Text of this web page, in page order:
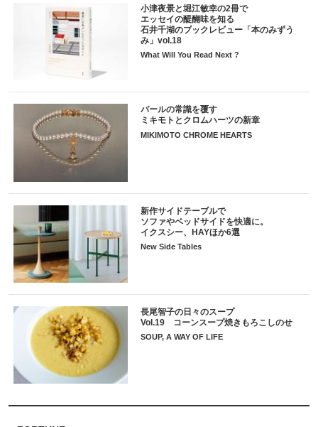
小津夜景と堀江敏幸の2冊で
エッセイの醍醐味を知る
石井千湖のブックレビュー「本のみずう
み」vol.18
What Will You Read Next ?
パールの常識を覆す
ミキモトとクロムハーツの新章
MIKIMOTO CHROME HEARTS
新作サイドテーブルで
ソファやベッドサイドを快適に。
イクスシー、HAYほか6選
New Side Tables
長尾智子の日々のスープ
Vol.19 コーンスープ焼きもろこしのせ
SOUP, A WAY OF LIFE